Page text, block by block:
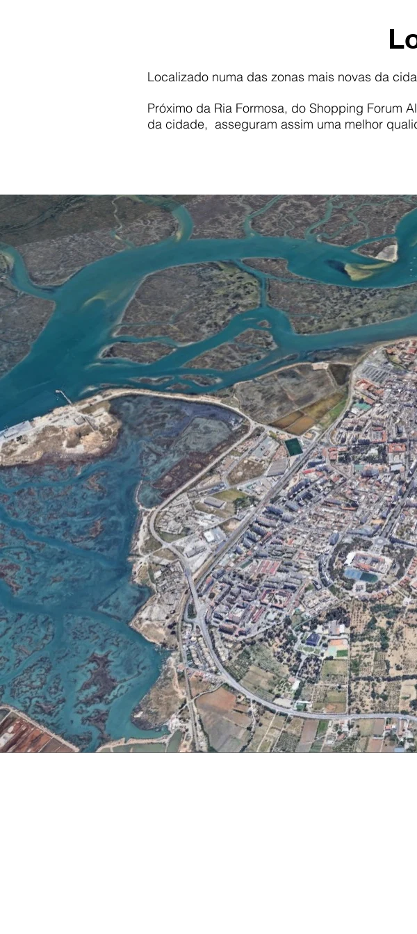
Localizado numa das zonas mais novas da
Próximo da Ria Formosa, do Shopping Forum
da cidade, asseguram assim uma melhor